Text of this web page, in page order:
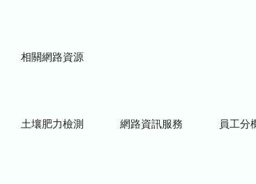
相關網路資源
土壤肥力檢測 網路資訊服務 員工分